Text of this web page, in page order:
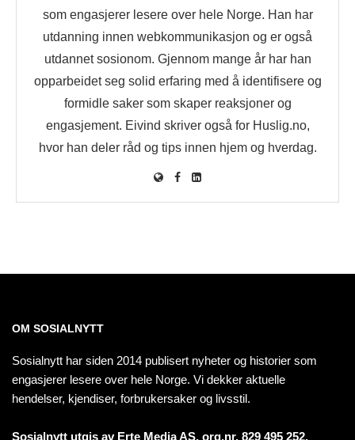
som engasjerer lesere over hele Norge. Han har
utdanning innen webkommunikasjon og er også
utdannet sosionom. Gjennom mange år har han
opparbeidet seg solid erfaring med å identifisere og
formidle saker som skaper reaksjoner og
engasjement. Eivind skriver også for Huslig.no,
hvor han deler råd og tips innen hjem og hverdag.
OM SOSIALNYTT
Sosialnytt har siden 2014 publisert nyheter og historier som
engasjerer lesere over hele Norge. Vi dekker aktuelle
hendelser, kjendiser, forbrukersaker og livsstil.
Sosialnytt utgis av Erte Media AS, org.nr. 829 495 252.